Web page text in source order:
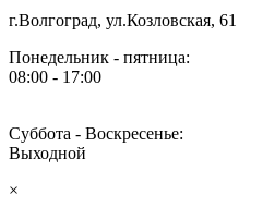
г.Волгоград, ул.Козловская, 61
Понедельник - пятница:
08:00 - 17:00
Суббота - Воскресенье:
Выходной
×